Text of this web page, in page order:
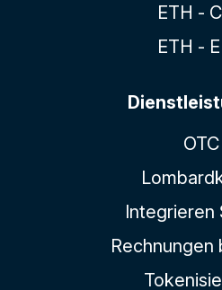
ETH -
ETH -
OTC
Integrieren
Rechnungen